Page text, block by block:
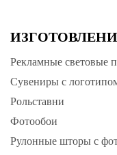
Рекламные световые
Сувениры с
Рольставни
Фотообои
Рулонные шторы с